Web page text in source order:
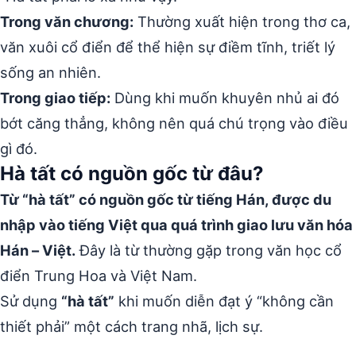
Trong văn chương: Thường xuất hiện trong thơ ca,
văn xuôi cổ điển để thể hiện sự điềm tĩnh, triết lý
sống an nhiên.
Trong giao tiếp: Dùng khi muốn khuyên nhủ ai đó
bớt căng thẳng, không nên quá chú trọng vào điều
gì đó.
Hà tất có nguồn gốc từ đâu?
Từ “hà tất” có nguồn gốc từ tiếng Hán, được du
nhập vào tiếng Việt qua quá trình giao lưu văn hóa
Hán – Việt.Đây là từ thường gặp trong văn học cổ
điển Trung Hoa và Việt Nam.
Sử dụng “hà tất” khi muốn diễn đạt ý “không cần
thiết phải” một cách trang nhã, lịch sự.